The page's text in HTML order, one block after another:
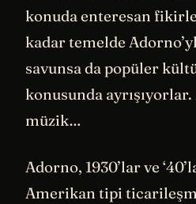
konuda enteresan
kadar temelde
savunsa da popüler
konusunda ayrışıyorlar.
müzik…
Adorno, 1930’lar ve
Amerikan tipi